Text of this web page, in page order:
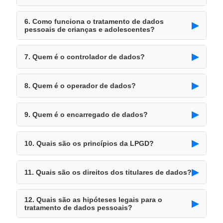
6. Como funciona o tratamento de dados
pessoais de crianças e adolescentes?
▶
7. Quem é o controlador de dados? ▶
8. Quem é o operador de dados? ▶
9. Quem é o encarregado de dados? ▶
10. Quais são os princípios da LPGD? ▶
11. Quais são os direitos dos titulares de dados?▶
12. Quais são as hipóteses legais para o
tratamento de dados pessoais?
▶